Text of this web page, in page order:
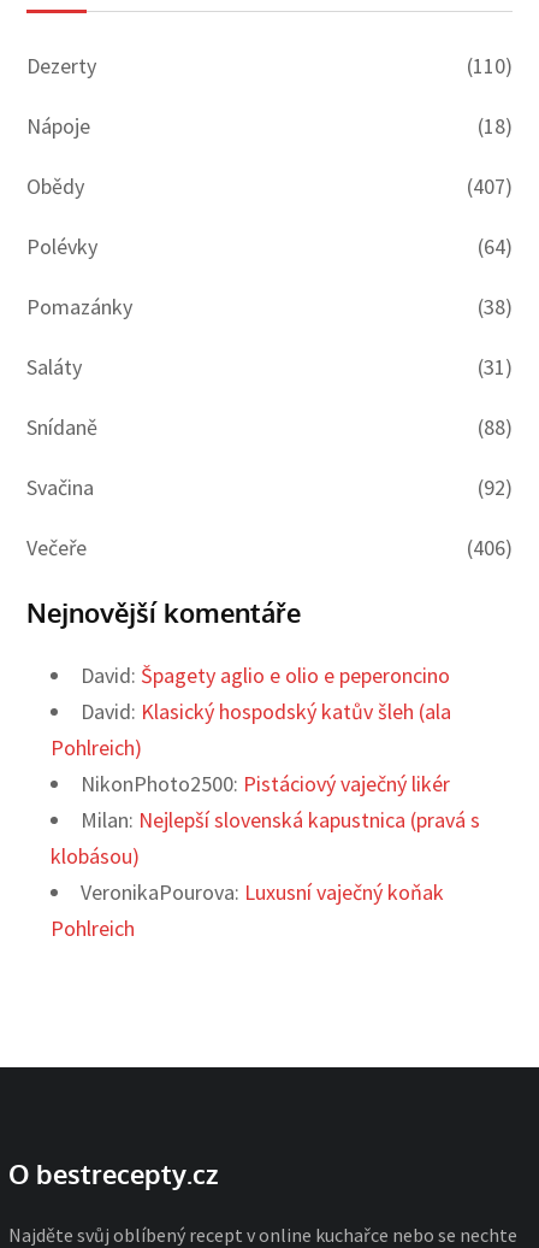
Dezerty (110)
Nápoje (18)
Obědy (407)
Polévky (64)
Pomazánky (38)
Saláty (31)
Snídaně (88)
Svačina (92)
Večeře (406)
Nejnovější komentáře
David: Špagety aglio e olio e peperoncino
David: Klasický hospodský katův šleh (ala
Pohlreich)
NikonPhoto2500: Pistáciový vaječný likér
Milan: Nejlepší slovenská kapustnica (pravá s
klobásou)
VeronikaPourova: Luxusní vaječný koňak
Pohlreich
O bestrecepty.cz
Najděte svůj oblíbený recept v online kuchařce nebo se nechte